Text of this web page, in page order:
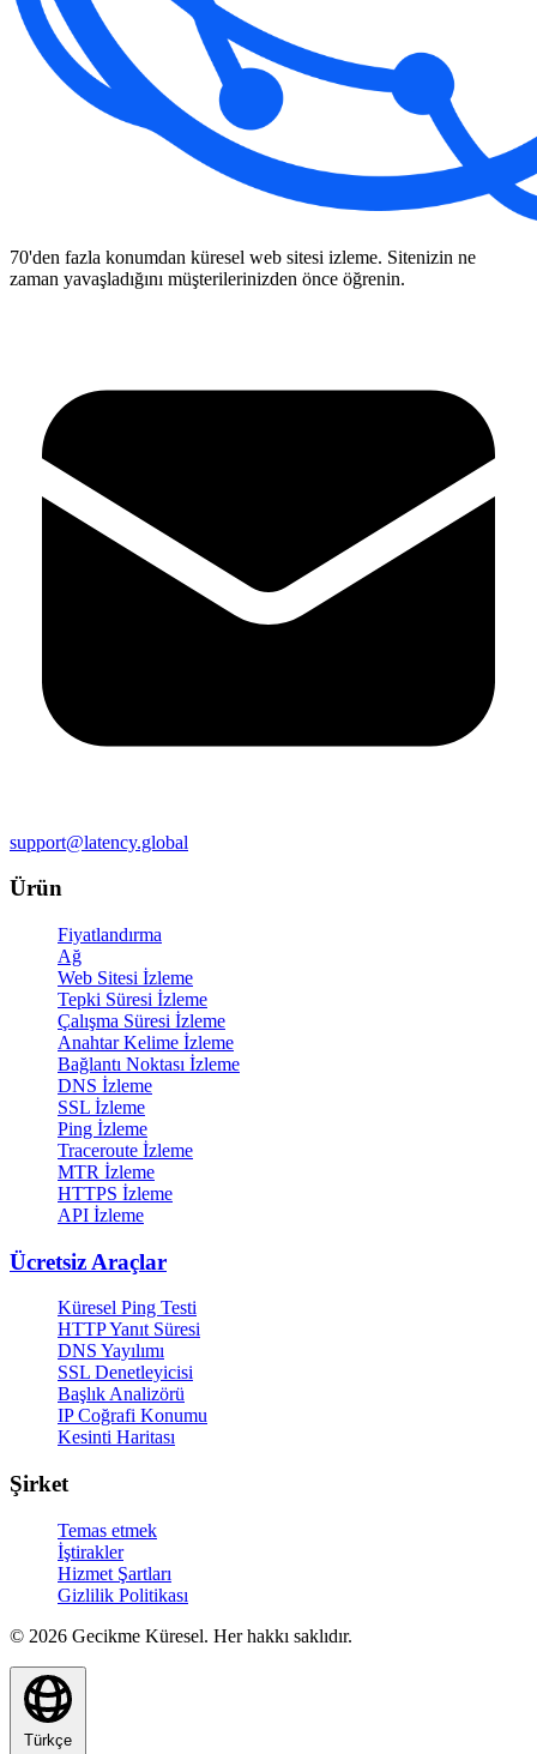
70'den fazla konumdan küresel web sitesi izleme. Sitenizin ne
zaman yavaşladığını müşterilerinizden önce öğrenin.
support@latency.global
Ürün
Fiyatlandırma
Ağ
Web Sitesi İzleme
Tepki Süresi İzleme
Çalışma Süresi İzleme
Anahtar Kelime İzleme
Bağlantı Noktası İzleme
DNS İzleme
SSL İzleme
Ping İzleme
Traceroute İzleme
MTR İzleme
HTTPS İzleme
API İzleme
Ücretsiz Araçlar
Küresel Ping Testi
HTTP Yanıt Süresi
DNS Yayılımı
SSL Denetleyicisi
Başlık Analizörü
IP Coğrafi Konumu
Kesinti Haritası
Şirket
Temas etmek
İştirakler
Hizmet Şartları
Gizlilik Politikası
© 2026 Gecikme Küresel. Her hakkı saklıdır.
Türkçe